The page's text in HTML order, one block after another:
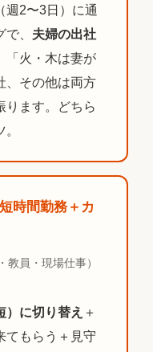
週2〜3日）に通
、 夫婦の出社
「火・木は妻が
、その他は両方
ります。どちら
時間勤務＋カ
教員・現場仕事）
）に切り替え ＋
てもらう＋見守